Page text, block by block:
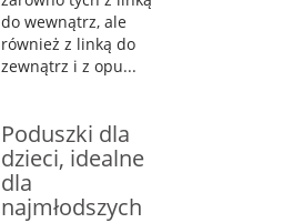
do wewnątrz, ale
również z linką do
zewnątrz i z opu...
Poduszki dla
dzieci, idealne
dla
najmłodszych